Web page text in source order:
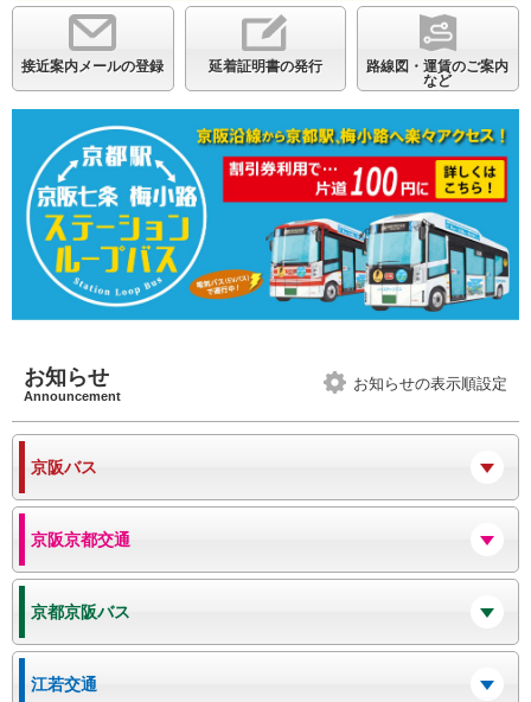
接近案内メールの登録 延着証明書の発行
路線図・運賃のご案内
など
お知らせ
Announcement
お知らせの表示順設定
京阪バス
京阪京都交通
京都京阪バス
江若交通